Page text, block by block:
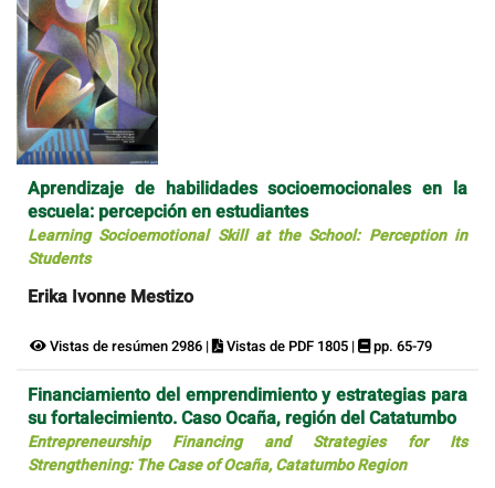
Aprendizaje de habilidades socioemocionales en la
escuela: percepción en estudiantes
Learning Socioemotional Skill at the School: Perception in
Students
Erika Ivonne Mestizo
Vistas de resúmen 2986 | Vistas de PDF 1805 | pp. 65-79
Financiamiento del emprendimiento y estrategias para
su fortalecimiento. Caso Ocaña, región del Catatumbo
Entrepreneurship Financing and Strategies for Its
Strengthening: The Case of Ocaña, Catatumbo Region